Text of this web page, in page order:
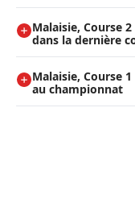
Malaisie, Course
dans la dernière
Malaisie, Course
au championnat